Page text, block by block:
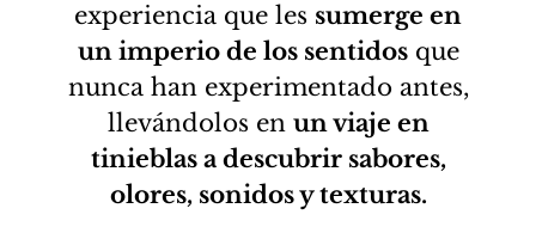
experiencia que les sumerge en
un imperio de los sentidosque
nunca han experimentado antes,
llevándolos en un viaje en
tinieblas a descubrir sabores,
olores, sonidos y texturas.